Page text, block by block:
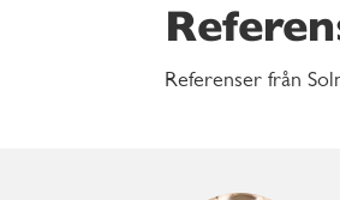
Referenser från